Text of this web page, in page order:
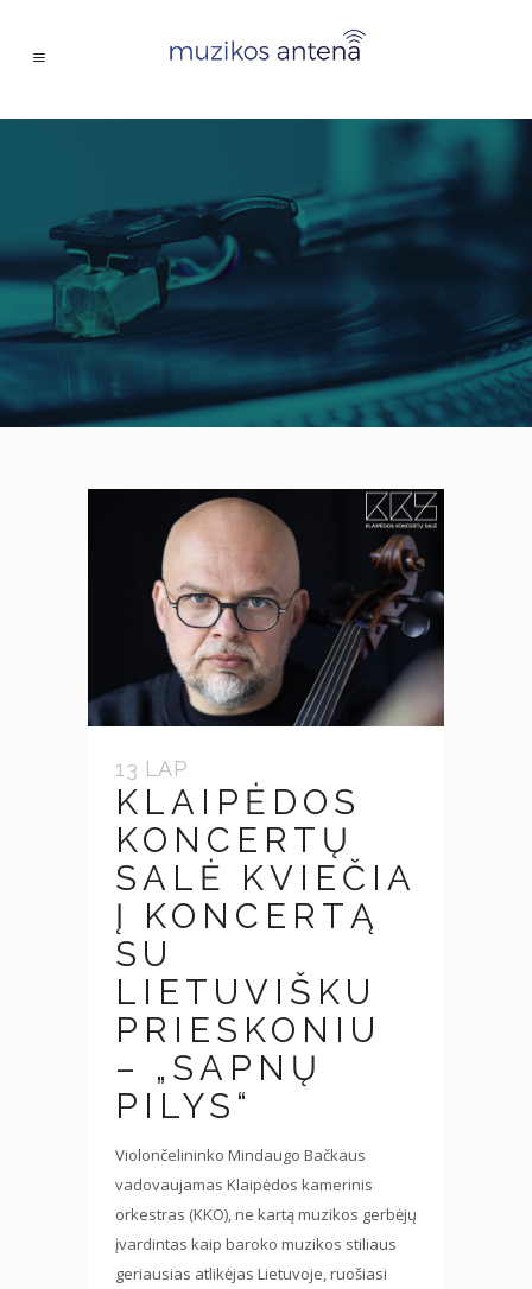
13 LAP
KLAIPĖDOS
KONCERTŲ
SALĖ KVIEČIA
Į KONCERTĄ
SU
LIETUVIŠKU
PRIESKONIU
– „SAPNŲ
PILYS“
Violončelininko Mindaugo Bačkaus
vadovaujamas Klaipėdos kamerinis
orkestras (KKO), ne kartą muzikos gerbėjų
įvardintas kaip baroko muzikos stiliaus
geriausias atlikėjas Lietuvoje, ruošiasi